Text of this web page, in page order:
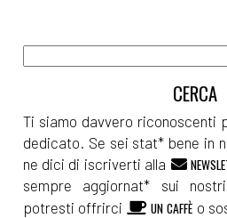
Ti siamo davvero riconoscenti
dedicato. Se sei stat* bene in
ne dici di iscriverti alla
sempre aggiornat* sui
potresti offrirci
UN CAFFÈ o